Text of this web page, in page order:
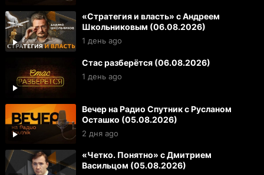
«Стратегия и власть» с Андреем
Школьниковым (06.08.2026)
1 день ago
Стас разберётся (06.08.2026)
1 день ago
Вечер на Радио Спутник с Русланом
Осташко (05.08.2026)
2 дня ago
«Четко. Понятно» с Дмитрием
Васильцом (05.08.2026)